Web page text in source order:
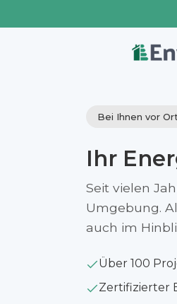
Bei Ihnen vor
Ihr
Seit vielen
Umgebung.
auch im
Über 100
Zertifizierter